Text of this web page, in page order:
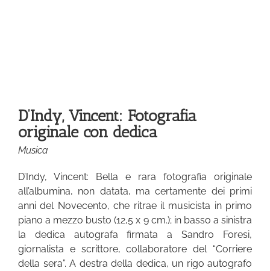
D’Indy, Vincent: Fotografia
originale con dedica
Musica
D’Indy, Vincent: Bella e rara fotografia originale
all’albumina, non datata, ma certamente dei primi
anni del Novecento, che ritrae il musicista in primo
piano a mezzo busto (12,5 x 9 cm.); in basso a sinistra
la dedica autografa firmata a Sandro Foresi,
giornalista e scrittore, collaboratore del “Corriere
della sera”. A destra della dedica, un rigo autografo